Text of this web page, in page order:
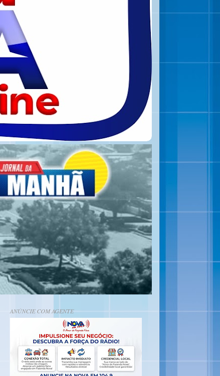
ANÚNCIE COM AGENTE